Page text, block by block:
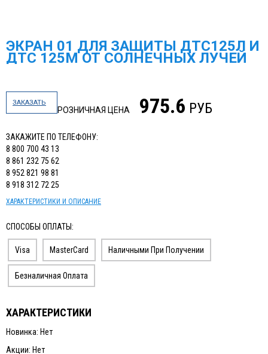
ЭКРАН 01 ДЛЯ ЗАЩИТЫ ДТС125Л И
ДТС 125М ОТ СОЛНЕЧНЫХ ЛУЧЕЙ
ЗАКАЗАТЬ
РОЗНИЧНАЯ ЦЕНА 975.6 РУБ
ЗАКАЖИТЕ ПО ТЕЛЕФОНУ:
8 800 700 43 13
8 861 232 75 62
8 952 821 98 81
8 918 312 72 25
ХАРАКТЕРИСТИКИ И ОПИСАНИЕ
СПОСОБЫ ОПЛАТЫ:
Visa MasterCard Наличными При Получении
Безналичная Оплата
ХАРАКТЕРИСТИКИ
Новинка: Нет
Акции: Нет